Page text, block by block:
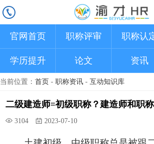
官网首页 职称评审 职称认
学历提升 论文 资讯
当前位置： 首页 - 职称资讯 - 互动知识库
二级建造师=初级职称？建造师和职
3104 2023-07-10